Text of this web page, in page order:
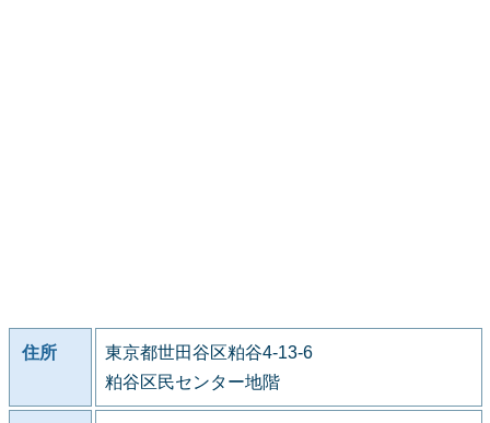
住所
東京都世田谷区粕谷4-13-6
粕谷区民センター地階